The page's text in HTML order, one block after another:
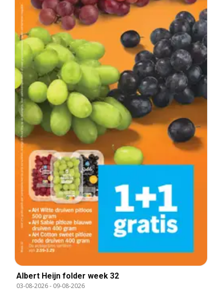
Albert Heijn folder week 32
03-08-2026- 09-08-2026